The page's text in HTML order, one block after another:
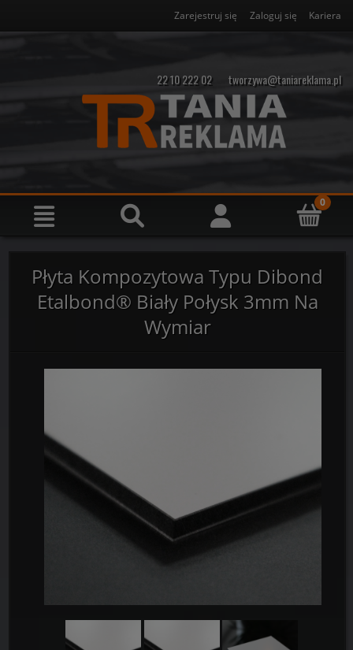
Zarejestruj się Zaloguj się Kariera
22 10 222 02 tworzywa@taniareklama.pl
Płyta Kompozytowa Typu Dibond
Etalbond® Biały Połysk 3mm Na
Wymiar